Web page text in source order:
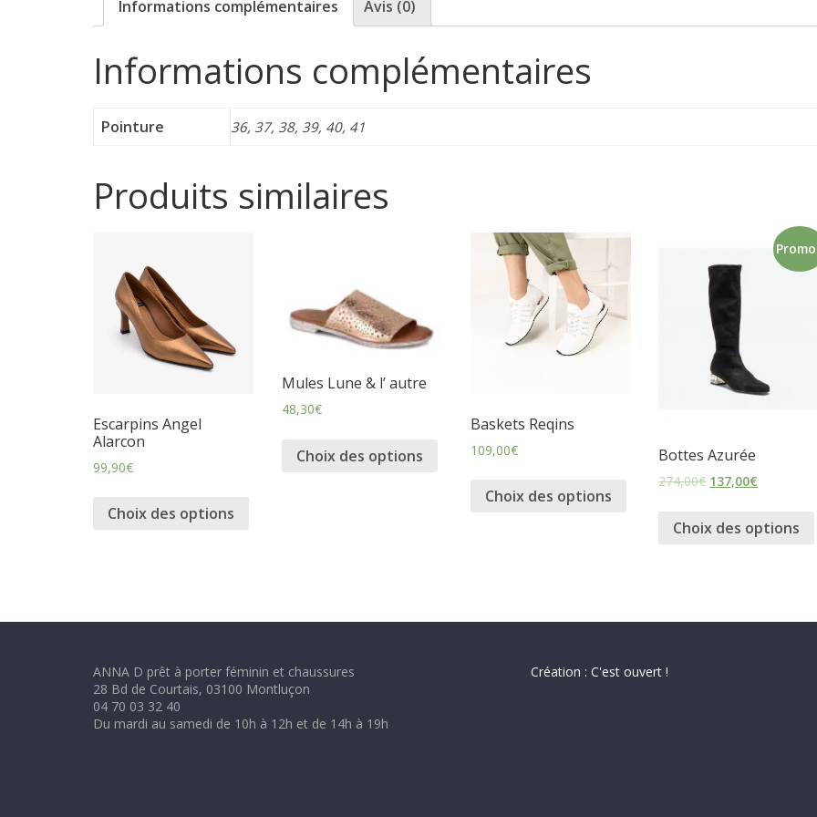
p
o
r
t
m
i
e
t
Informations complémentaires Avis (0)
Informations complémentaires
Pointure 36, 37, 38, 39, 40, 41
Produits similaires
Escarpins Angel
Alarcon
99,90€
Choix des options
Mules Lune & l’ autre
48,30€
Choix des options
Baskets Reqins
109,00€
Choix des options
Bottes Azurée
274,00€ 137,00€
Choix des options
ANNA D prêt à porter féminin et chaussures
28 Bd de Courtais, 03100 Montluçon
04 70 03 32 40
Du mardi au samedi de 10h à 12h et de 14h à 19h
Création : C'est ouvert !